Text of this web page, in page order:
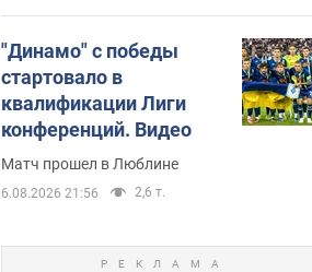
"Динамо" с победы
стартовало в
квалификации Лиги
конференций. Видео
Матч прошел в Люблине
6.08.2026 21:56 2,6 т.